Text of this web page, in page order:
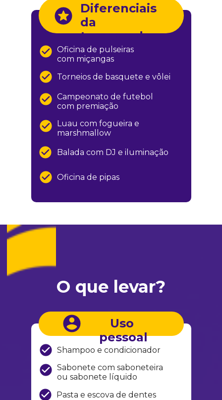
Diferenciais
da
temporada
Oficina de pulseiras
com miçangas
Luau com fogueira e
marshmallow
Campeonato de futebol
com premiação
Balada com DJ e iluminação
Torneios de basquete e vôlei
Oficina de pipas
O que levar?
Uso
pessoal
Shampoo e condicionador
Sabonete com saboneteira
ou sabonete líquido
Pasta e escova de dentes